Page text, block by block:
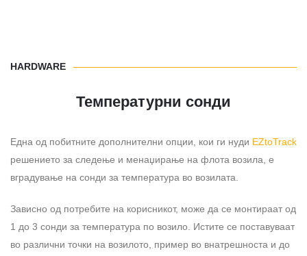
HARDWARE
Температурни сонди
Една од побитните дополнителни опции, кои ги нуди EZtoTrack
решението за следење и менаџирање на флота возила, е
вградување на сонди за температура во возилата.
Зависно од потребите на корисникот, може да се монтираат од
1 до 3 сонди за температура по возило. Истите се поставуваат
во различни точки на возилото, пример во внатрешноста и до